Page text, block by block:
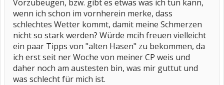
Vorzubeugen, bzw. gibt es etwas was ich tun kann,
wenn ich schon im vornherein merke, dass
schlechtes Wetter kommt, damit meine Schmerzen
nicht so stark werden? Würde mcih freuen vielleicht
ein paar Tipps von "alten Hasen" zu bekommen, da
ich erst seit ner Woche von meiner CP weis und
daher noch am austesten bin, was mir guttut und
was schlecht für mich ist.